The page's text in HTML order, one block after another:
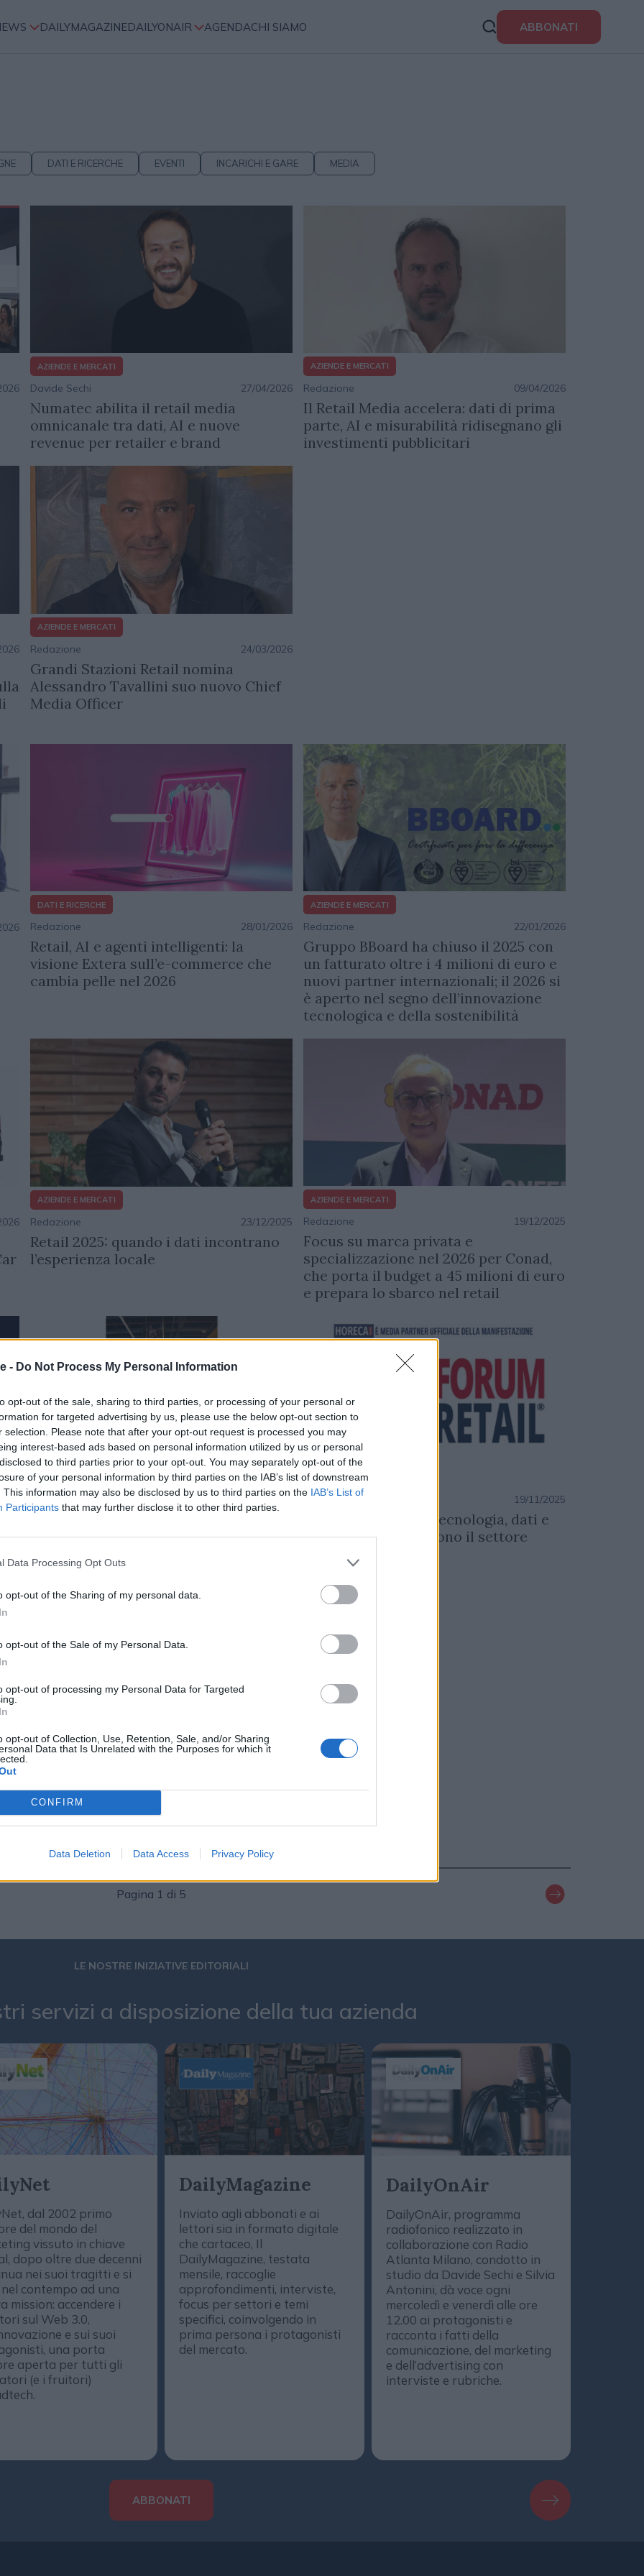
- Do Not Process My Personal Information
opt-out of the sale, sharing to third parties, or processing of your personal or
for targeted advertising by us, please use the below opt-out section to
selection. Please note that after your opt-out request is processed you may
interest-based ads based on personal information utilized by us or personal
to third parties prior to your opt-out. You may separately opt-out of the
of your personal information by third parties on the IAB’s list of downstream
This information may also be disclosed by us to third parties on the IAB’s List of
Participants that may further disclose it to other third parties.
Data Processing Opt Outs
opt-out of the Sharing of my personal data.
opt-out of the Sale of my Personal Data.
opt-out of processing my Personal Data for Targeted
opt-out of Collection, Use, Retention, Sale, and/or Sharing
Data that Is Unrelated with the Purposes for which it
CONFIRM
Data Deletion Data Access Privacy Policy
DAILYMAGAZINEDAILYONAIR AGENDACHI SIAMO ABBONATI
DATI E RICERCHE EVENTI INCARICHI E GARE MEDIA
AZIENDE E MERCATI
Davide Sechi 27/04/2026
Numatec abilita il retail media
omnicanale tra dati, AI e nuove
revenue per retailer e brand
AZIENDE E MERCATI
Redazione 09/04/2026
Il Retail Media accelera: dati di prima
parte, AI e misurabilità ridisegnano gli
investimenti pubblicitari
AZIENDE E MERCATI
Redazione 24/03/2026
Grandi Stazioni Retail nomina
Alessandro Tavallini suo nuovo Chief
Media Officer
DATI E RICERCHE
Redazione 28/01/2026
Retail, AI e agenti intelligenti: la
visione Extera sull’e-commerce che
cambia pelle nel 2026
AZIENDE E MERCATI
Redazione 22/01/2026
Gruppo BBoard ha chiuso il 2025 con
un fatturato oltre i 4 milioni di euro e
nuovi partner internazionali; il 2026 si
è aperto nel segno dell’innovazione
tecnologica e della sostenibilità
AZIENDE E MERCATI
Redazione 23/12/2025
Retail 2025: quando i dati incontrano
l’esperienza locale
AZIENDE E MERCATI
Redazione 19/12/2025
Focus su marca privata e
specializzazione nel 2026 per Conad,
che porta il budget a 45 milioni di euro
e prepara lo sbarco nel retail
AZIENDE E MERCATI
Redazione 25/11/2025
BBoard Services e Danone Activia
insieme in un progetto pilota per il
EVENTI
Redazione 19/11/2025
Forum Retail 2025: tecnologia, dati e
creatività ridefiniscono il settore
AZIENDE E MERCATI
sul retail media in farmacia e apre una
nuova era per il marketing del futuro
Pagina 1 di 5
LE NOSTRE INIZIATIVE EDITORIALI
servizi a disposizione della tua azienda
dal 2002 primo
del mondo del
vissuto in chiave
dopo oltre due decenni
nei suoi tragitti e si
contempo ad una
mission: accendere i
sul Web 3.0,
e sui suoi
una porta
aperta per tutti gli
(e i fruitori)
DailyMagazine
Inviato agli abbonati e ai
lettori sia in formato digitale
che cartaceo, Il
DailyMagazine, testata
mensile, raccoglie
approfondimenti, interviste,
focus per settori e temi
specifici, coinvolgendo in
prima persona i protagonisti
del mercato.
DailyOnAir
DailyOnAir, programma
radiofonico realizzato in
collaborazione con Radio
Atlanta Milano, condotto in
studio da Davide Sechi e Silvia
Antonini, dà voce ogni
mercoledì e venerdì alle ore
12.00 ai protagonisti e
racconta i fatti della
comunicazione, del marketing
e dell’advertising con
interviste e rubriche.
ABBONATI